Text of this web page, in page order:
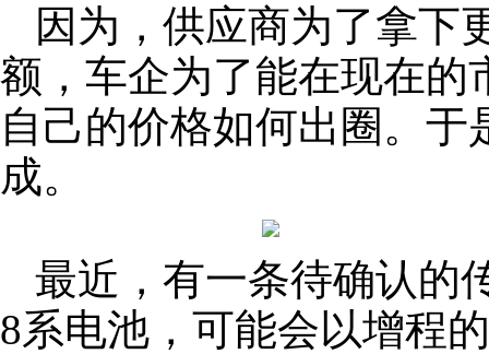
因为，供应商为了拿下
额，车企为了能在现在的
自己的价格如何出圈。
成。
最近，有一条待确认的
8系电池，可能会以增程